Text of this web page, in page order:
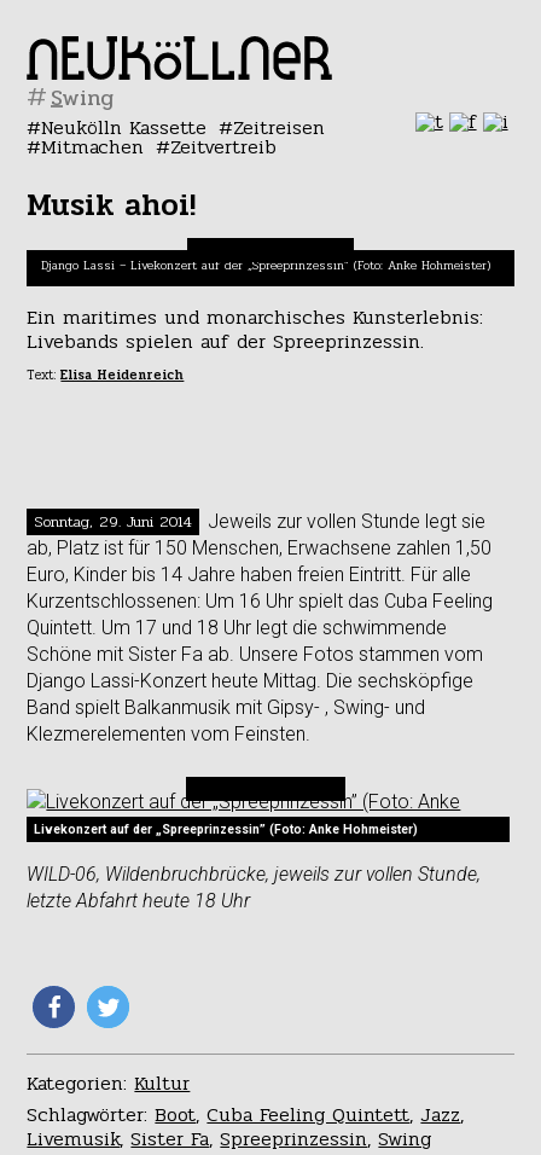
#
Neukölln Kassette Zeitreisen
Mitmachen Zeitvertreib
Musik ahoi!
Django Lassi – Livekonzert auf der „Spreeprinzessin” (Foto: Anke Hohmeister)
Ein maritimes und monarchisches Kunsterlebnis:
Livebands spielen auf der Spreeprinzessin.
Text:Elisa Heidenreich
Sonntag, 29. Juni 2014
Jeweils zur vollen Stunde legt sie
ab, Platz ist für 150 Menschen, Erwachsene zahlen 1,50
Euro, Kinder bis 14 Jahre haben freien Eintritt. Für alle
Kurzentschlossenen: Um 16 Uhr spielt das Cuba Feeling
Quintett. Um 17 und 18 Uhr legt die schwimmende
Schöne mit Sister Fa ab. Unsere Fotos stammen vom
Django Lassi-Konzert heute Mittag. Die sechsköpfige
Band spielt Balkanmusik mit Gipsy- , Swing- und
Klezmerelementen vom Feinsten.
Livekonzert auf der „Spreeprinzessin” (Foto: Anke Hohmeister)
WILD-06, Wildenbruchbrücke, jeweils zur vollen Stunde,
letzte Abfahrt heute 18 Uhr
Kategorien:Kultur
Schlagwörter:Boot,Cuba Feeling Quintett,Jazz,
Livemusik,Sister Fa,Spreeprinzessin,Swing